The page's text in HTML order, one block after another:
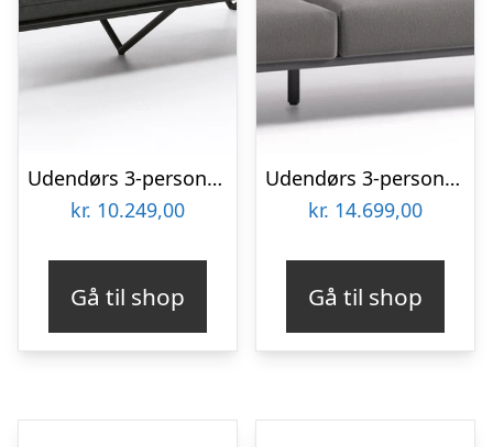
Udendørs 3-personers lounge sofa Kave Home Branzie sort L180ÃD90ÃH77 cm
kr. 10.249,00
Gå til shop
Udendørs 3-personers sofa Kave Home Comova i sort aluminium vejrbestandig nordisk loungesofa med OEKO-TEXÂ® Crevin stof
kr. 14.699,00
Gå til shop